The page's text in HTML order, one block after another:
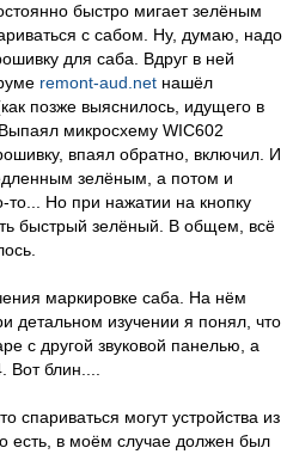
быстро мигает зелёным
с сабом. Ну, думаю, надо
для саба. Вдруг в ней
remont-aud.net нашёл
позже выяснилось, идущего в
микросхему WIC602
впаял обратно, включил. И
зелёным, а потом и
Но при нажатии на кнопку
быстрый зелёный. В общем, всё
маркировке саба. На нём
детальном изучении я понял, что
с другой звуковой панелью, а
блин....
спариваться могут устройства из
есть, в моём случае должен был